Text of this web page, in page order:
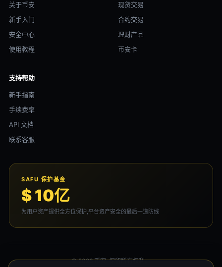
关于币安
新手入门
安全中心
使用教程
现货交易
合约交易
理财产品
币安卡
支持帮助
新手指南
手续费率
API 文档
联系客服
SAFU 保护基金
$ 10亿
为用户资产提供全方位保护,平台资产安全的最后一道防线
© 2026 币安. 保留所有权利。